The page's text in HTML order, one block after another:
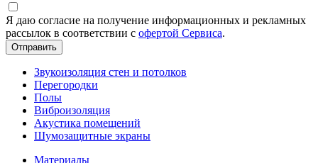
Я даю согласие на получение информационных и рекламных
рассылок в соответствии с офертой Сервиса.
Звукоизоляция стен и потолков
Перегородки
Полы
Виброизоляция
Акустика помещений
Шумозащитные экраны
Материалы